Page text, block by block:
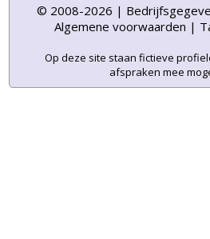
© 2008-2026 |
Algemene voorwaarden |
Op deze site staan fictieve
afspraken mee